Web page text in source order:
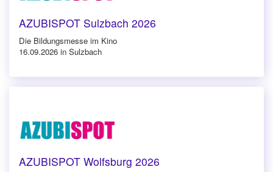
AZUBISPOT Sulzbach 2026
Die Bildungsmesse im Kino
16.09.2026 in Sulzbach
AZUBISPOT Wolfsburg 2026